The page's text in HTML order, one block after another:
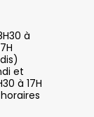
à
et
à 17H